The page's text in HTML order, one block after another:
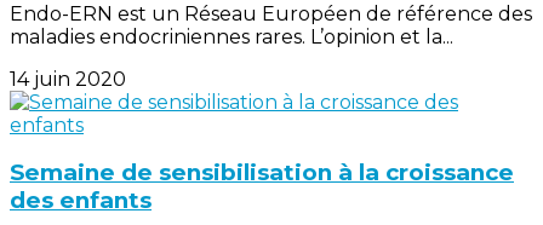
Endo-ERN est un Réseau Européen de référence des
maladies endocriniennes rares. L’opinion et la...
14 juin 2020
Semaine de sensibilisation à la croissance
des enfants